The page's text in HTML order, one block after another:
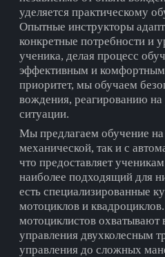
уделяется практическому
Опытные инструкторы
конкретные потребности и
ученика, делая процесс
эффективным и
приоритет, мы обучаем
вождения, реагированию
ситуации.
Мы предлагаем обучение на
механической, так и с
что предоставляет
наиболее подходящий для
есть специализированные
мотоциклов и
мотоциклистов охватывают
управления двухколесным
управления до сложных